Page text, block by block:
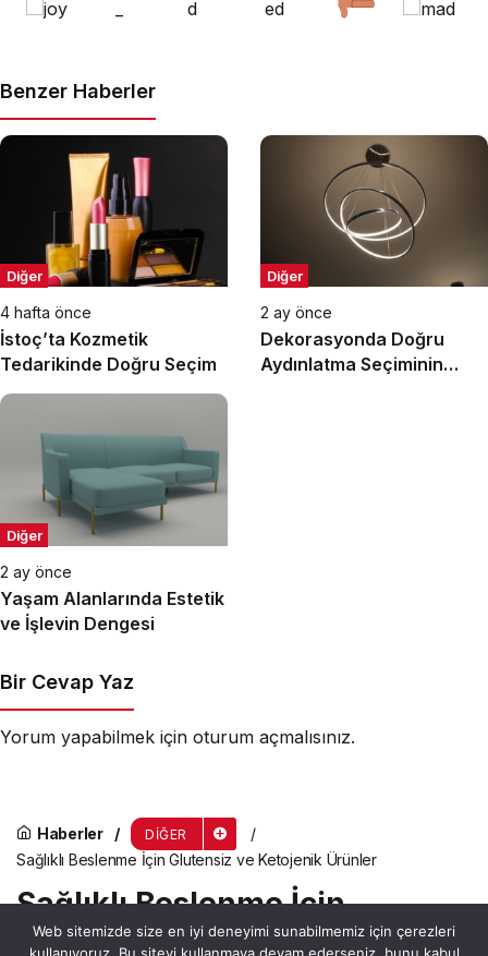
Benzer Haberler
Diğer
4 hafta önce
İstoç’ta Kozmetik
Tedarikinde Doğru Seçim
Diğer
2 ay önce
Dekorasyonda Doğru
Aydınlatma Seçiminin
Diğer
2 ay önce
Yaşam Alanlarında Estetik
ve İşlevin Dengesi
Bir Cevap Yaz
Yorum yapabilmek için oturum açmalısınız.
Haberler DIĞER
Sağlıklı Beslenme İçin Glutensiz ve Ketojenik Ürünler
Sağlıklı Beslenme İçin
Glutensiz ve Ketojenik
Web sitemizde size en iyi deneyimi sunabilmemiz için çerezleri